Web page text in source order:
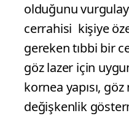
olduğunu
cerrahisi kişiye
gereken tıbbi bir
göz lazer için
kornea yapısı, göz
değişkenlik